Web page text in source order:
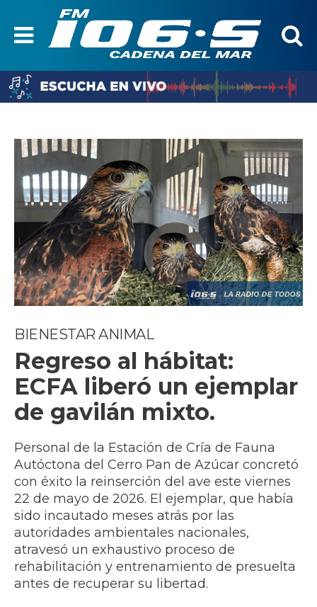
BIENESTAR ANIMAL
Regreso al hábitat:
ECFA liberó un ejemplar
de gavilán mixto.
Personal de la Estación de Cría de Fauna
Autóctona del Cerro Pan de Azúcar concretó
con éxito la reinserción del ave este viernes
22 de mayo de 2026. El ejemplar, que había
sido incautado meses atrás por las
autoridades ambientales nacionales,
atravesó un exhaustivo proceso de
rehabilitación y entrenamiento de presuelta
antes de recuperar su libertad.